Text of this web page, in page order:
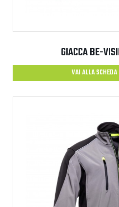
GIACCA BE-
VAI ALLA SCHEDA